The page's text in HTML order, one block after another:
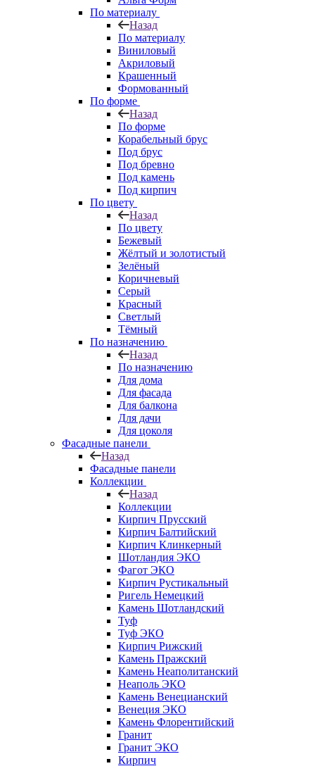
По материалу
Назад
По материалу
Виниловый
Акриловый
Крашенный
Формованный
По форме
Назад
По форме
Корабельный брус
Под брус
Под бревно
Под камень
Под кирпич
По цвету
Назад
По цвету
Бежевый
Жёлтый и золотистый
Зелёный
Коричневый
Серый
Красный
Светлый
Тёмный
По назначению
Назад
По назначению
Для дома
Для фасада
Для балкона
Для дачи
Для цоколя
Фасадные панели
Назад
Фасадные панели
Коллекции
Назад
Коллекции
Кирпич Прусский
Кирпич Балтийский
Кирпич Клинкерный
Шотландия ЭКО
Фагот ЭКО
Кирпич Рустикальный
Ригель Немецкий
Камень Шотландский
Туф
Туф ЭКО
Кирпич Рижский
Камень Пражский
Камень Неаполитанский
Неаполь ЭКО
Камень Венецианский
Венеция ЭКО
Камень Флорентийский
Гранит
Гранит ЭКО
Кирпич